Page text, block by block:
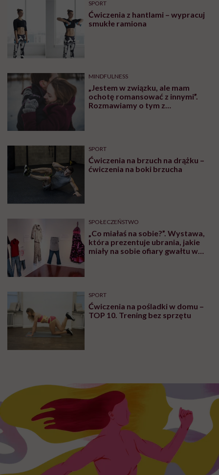
SPORT
Ćwiczenia z hantlami – wypracuj
smukłe ramiona
MINDFULNESS
„Jestem w związku, ale mam
ochotę romansować z innymi”.
Rozmawiamy o tym z
SPORT
Ćwiczenia na brzuch na drążku –
ćwiczenia na boki brzucha
SPOŁECZEŃSTWO
„Co miałaś na sobie?”. Wystawa,
która prezentuje ubrania, jakie
miały na sobie ofiary gwałtu w
SPORT
Ćwiczenia na pośladki w domu –
TOP 10. Trening bez sprzętu